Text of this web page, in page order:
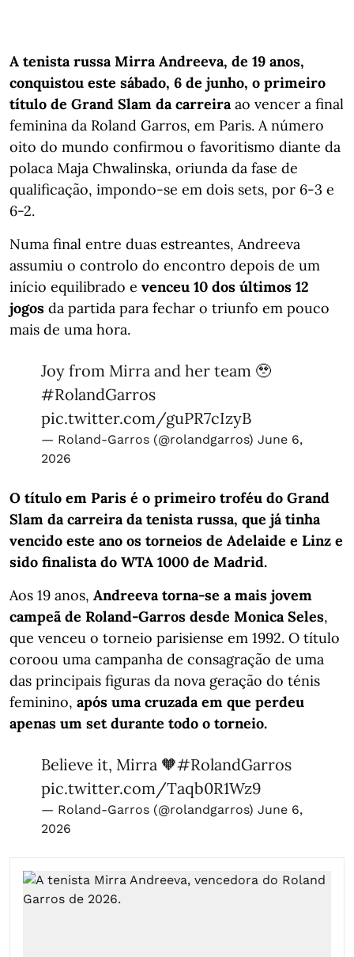
A tenista russa Mirra Andreeva, de 19 anos,
conquistou este sábado, 6 de junho, o primeiro
título de Grand Slam da carreira ao vencer a final
feminina da Roland Garros, em Paris. A número
oito do mundo confirmou o favoritismo diante da
polaca Maja Chwalinska, oriunda da fase de
qualificação, impondo-se em dois sets, por 6-3 e
6-2.
Numa final entre duas estreantes, Andreeva
assumiu o controlo do encontro depois de um
início equilibrado e venceu 10 dos últimos 12
jogos da partida para fechar o triunfo em pouco
mais de uma hora.
Joy from Mirra and her team 🥹
#RolandGarros
pic.twitter.com/guPR7cIzyB
— Roland-Garros (@rolandgarros) June 6,
2026
O título em Paris é o primeiro troféu do Grand
Slam da carreira da tenista russa, que já tinha
vencido este ano os torneios de Adelaide e Linz e
sido finalista do WTA 1000 de Madrid.
Aos 19 anos, Andreeva torna-se a mais jovem
campeã de Roland-Garros desde Monica Seles,
que venceu o torneio parisiense em 1992. O título
coroou uma campanha de consagração de uma
das principais figuras da nova geração do ténis
feminino, após uma cruzada em que perdeu
apenas um set durante todo o torneio.
Believe it, Mirra 🧡#RolandGarros
pic.twitter.com/Taqb0R1Wz9
— Roland-Garros (@rolandgarros) June 6,
2026